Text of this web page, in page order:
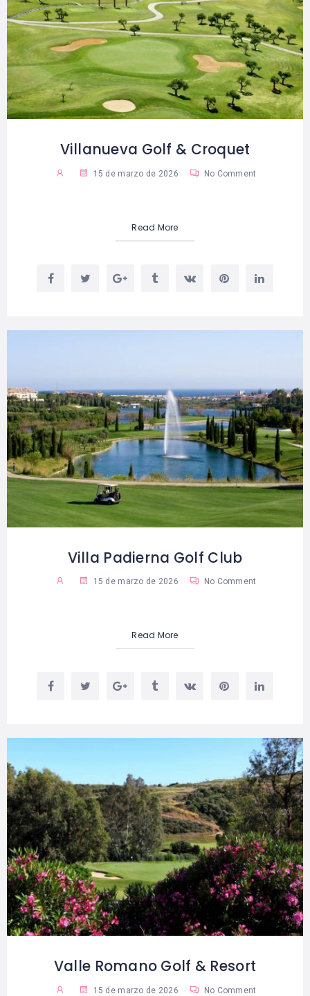
Villanueva Golf & Croquet
15 de marzo de 2026 No Comment
Read More
Villa Padierna Golf Club
15 de marzo de 2026 No Comment
Read More
Valle Romano Golf & Resort
15 de marzo de 2026 No Comment